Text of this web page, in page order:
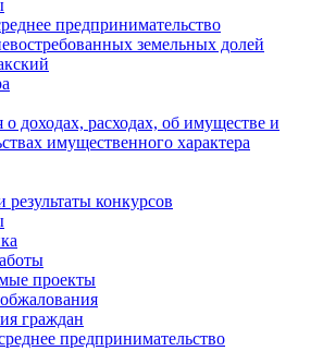
предпринимательство
земельных долей
о доходах, расходах, об имуществе и
имущественного характера
результаты конкурсов
проекты
граждан
предпринимательство